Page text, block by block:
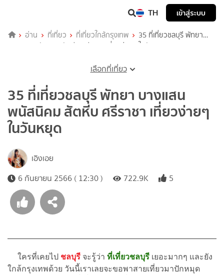
TH เข้าสู่ระบบ
อ่าน ที่เที่ยว ที่เที่ยวใกล้กรุงเทพ
35 ที่เที่ยวชลบุรี พัทยา
บางแสน พนัสนิคม สัตหีบ ศรีราชา เที่ยวง่ายๆ ในวันหยุด
เลือกที่เที่ยว
35 ที่เที่ยวชลบุรี พัทยา บางแสน
พนัสนิคม สัตหีบ ศรีราชา เที่ยวง่ายๆ
ในวันหยุด
เอิงเอย
6 กันยายน 2566 ( 12:30 )
722.9K 5
ใครที่เคยไป ชลบุรี จะรู้ว่า ที่เที่ยวชลบุรี เยอะมากๆ และยัง
ใกล้กรุงเทพด้วย วันนี้เราเลยจะขอพาสายเที่ยวมาปักหมุด